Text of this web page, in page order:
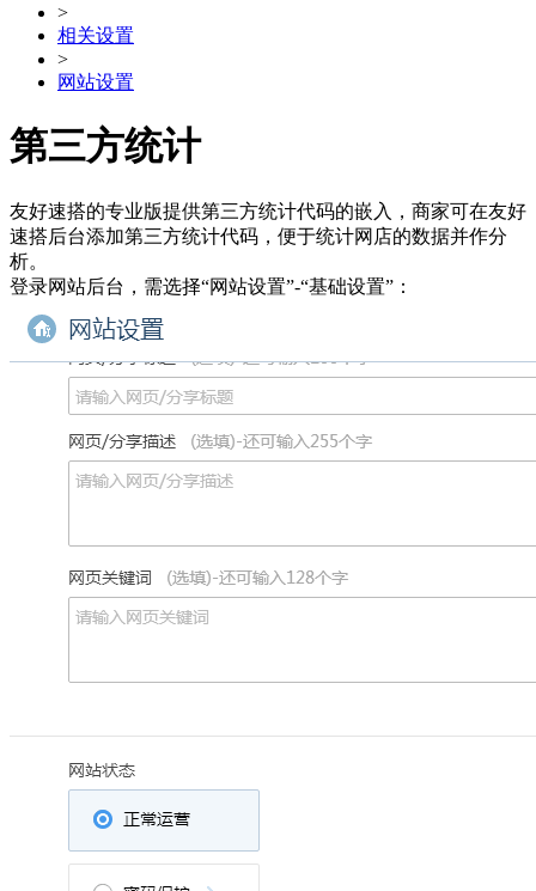
>
相关设置
>
网站设置
第三方统计
友好速搭的专业版提供第三方统计代码的嵌入，商家可在友好
速搭后台添加第三方统计代码，便于统计网店的数据并作分
析。
登录网站后台，需选择“网站设置”-“基础设置”：